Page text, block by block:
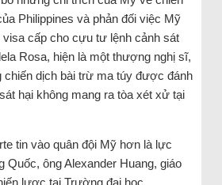
Philippines và phản đối việc Mỹ
visa cấp cho cựu tư lệnh cảnh sát
Rosa, hiện là một thượng nghị sĩ,
chiến dịch bài trừ ma túy được đánh
hại không mang ra tòa xét xử tại
tin vào quân đội Mỹ hơn là lực
Quốc, ông Alexander Huang, giáo
lược tại Trường đại học